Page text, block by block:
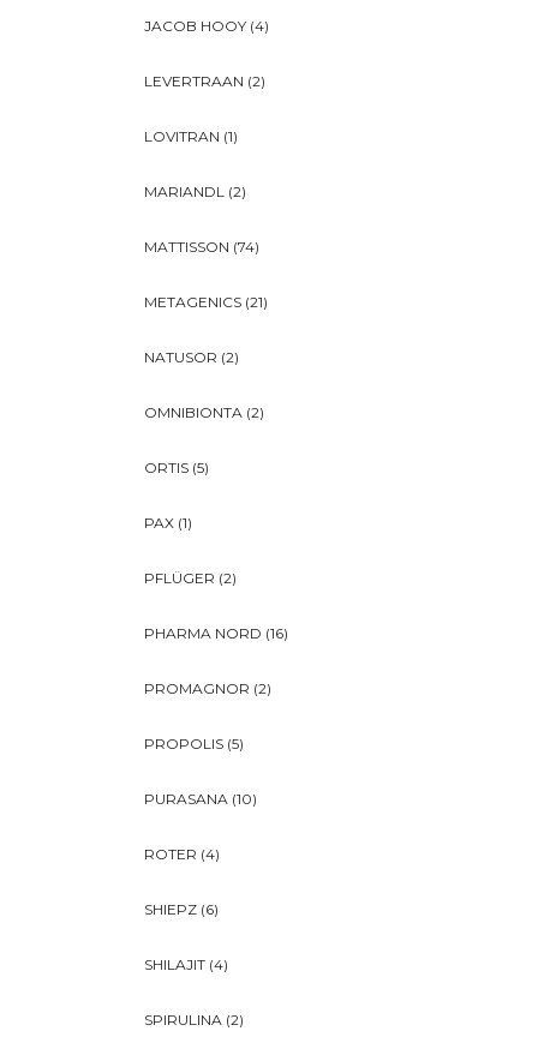
JACOB HOOY (4)
LEVERTRAAN (2)
LOVITRAN (1)
MARIANDL (2)
MATTISSON (74)
METAGENICS (21)
NATUSOR (2)
OMNIBIONTA (2)
ORTIS (5)
PAX (1)
PFLÜGER (2)
PHARMA NORD (16)
PROMAGNOR (2)
PROPOLIS (5)
PURASANA (10)
ROTER (4)
SHIEPZ (6)
SHILAJIT (4)
SPIRULINA (2)